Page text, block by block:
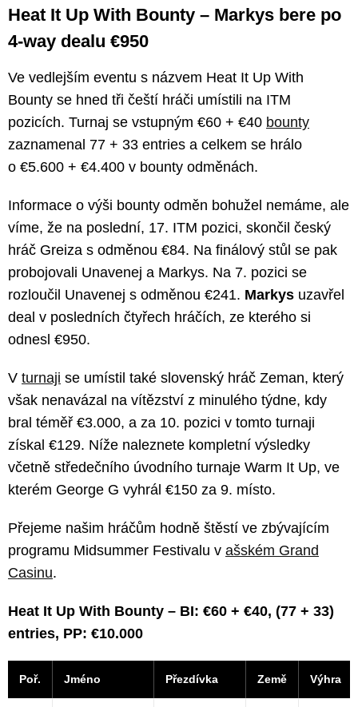
Heat It Up With Bounty – Markys bere po
4-way dealu €950
Ve vedlejším eventu s názvem Heat It Up With
Bounty se hned tři čeští hráči umístili na ITM
pozicích. Turnaj se vstupným €60 + €40 bounty
zaznamenal 77 + 33 entries a celkem se hrálo
o €5.600 + €4.400 v bounty odměnách.
Informace o výši bounty odměn bohužel nemáme, ale
víme, že na poslední, 17. ITM pozici, skončil český
hráč Greiza s odměnou €84. Na finálový stůl se pak
probojovali Unavenej a Markys. Na 7. pozici se
rozloučil Unavenej s odměnou €241. Markys uzavřel
deal v posledních čtyřech hráčích, ze kterého si
odnesl €950.
V turnaji se umístil také slovenský hráč Zeman, který
však nenavázal na vítězství z minulého týdne, kdy
bral téměř €3.000, a za 10. pozici v tomto turnaji
získal €129. Níže naleznete kompletní výsledky
včetně středečního úvodního turnaje Warm It Up, ve
kterém George G vyhrál €150 za 9. místo.
Přejeme našim hráčům hodně štěstí ve zbývajícím
programu Midsummer Festivalu v ašském Grand
Casinu.
Heat It Up With Bounty – BI: €60 + €40, (77 + 33)
entries, PP: €10.000
Poř. Jméno Přezdívka Země Výhra